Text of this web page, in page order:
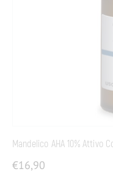
Mandelico AHA 10% Attivo
€16,90